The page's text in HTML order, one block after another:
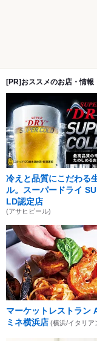
[PR]おススメのお店・情報
冷えと品質にこだわる
ル。スーパードライ
LD認定店
(アサヒビール)
マーケットレストラン
ミネ横浜店 (横浜/イタリア